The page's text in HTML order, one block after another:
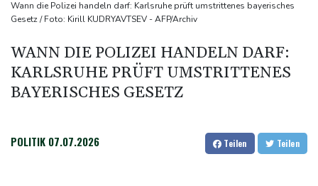
Nowotny sieht Klopp als mögliche Stütze im Jugendbereich
Wann die Polizei handeln darf: Karlsruhe prüft umstrittenes bayerisches
Gesetz / Foto: Kirill KUDRYAVTSEV - AFP/Archiv
WANN DIE POLIZEI HANDELN DARF:
KARLSRUHE PRÜFT UMSTRITTENES
BAYERISCHES GESETZ
POLITIK 07.07.2026 Teilen Teilen